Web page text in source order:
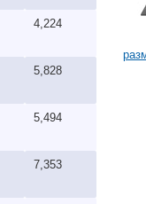
4,224
5,828
5,494
7,353